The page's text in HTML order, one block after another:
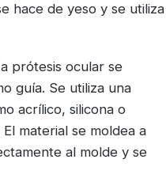
hace de yeso y se utiliza
prótesis ocular se
guía. Se utiliza una
acrílico, silicona o
material se moldea a
al molde y se